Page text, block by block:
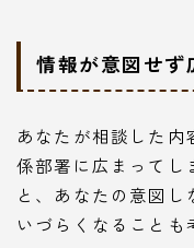
情報が意図せず
あなたが相談した
係部署に広まってし
と、あなたの意図
いづらくなることも